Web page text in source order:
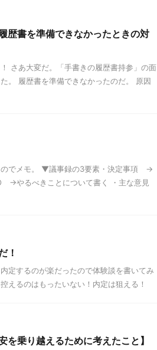
歴書を準備できなかったときの対
さあ大変だ。「手書きの履歴書持参」の面
。 履歴書を準備できなかったのだ。 原因
のでメモ。 ▼議事録の3要素・決定事項 →
→やるべきことについて書く ・主な意見
！
定するのが楽だったので体験談を書いてみ
えるのはもったいない！内定は狙える！
を乗り越えるために考えたこと】